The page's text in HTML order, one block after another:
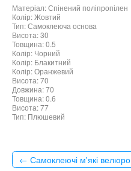
Матеріал: Спінений поліпропілен
Колір: Жовтий
Тип: Самоклеюча основа
Висота: 30
Товщина: 0.5
Колір: Чорний
Колір: Блакитний
Колір: Оранжевий
Висота: 70
Довжина: 70
Товщина: 0.6
Висота: 77
Тип: Плюшевий
← Самоклеючі м'які